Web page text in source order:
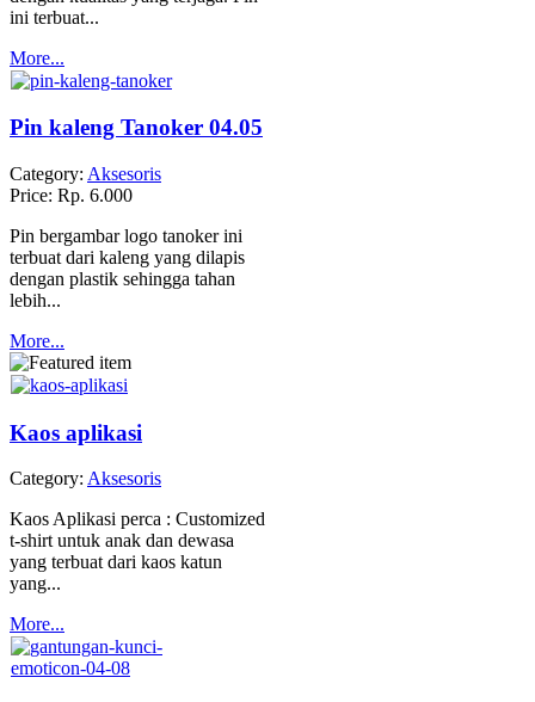
ini terbuat...
More...
Pin kaleng Tanoker 04.05
Category: Aksesoris
Price: Rp. 6.000
Pin bergambar logo tanoker ini
terbuat dari kaleng yang dilapis
dengan plastik sehingga tahan
lebih...
More...
Kaos aplikasi
Category: Aksesoris
Kaos Aplikasi perca : Customized
t-shirt untuk anak dan dewasa
yang terbuat dari kaos katun
yang...
More...